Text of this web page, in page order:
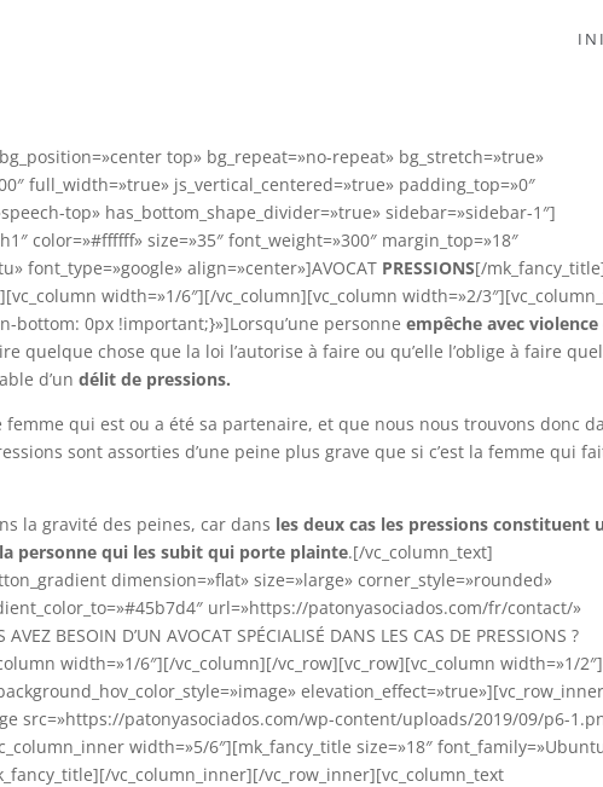
top» bg_repeat=»no-repeat» bg_stretch=»true»
full_width=»true» js_vertical_centered=»true» padding_top=»0″
top» has_bottom_shape_divider=»true» sidebar=»sidebar-1″]
color=»#ffffff» size=»35″ font_weight=»300″ margin_top=»18″
font_type=»google» align=»center»]AVOCAT PRESSIONS[/
width=»1/6″][/vc_column][vc_column width=»2/
bottom: 0px !important;}»]Lorsqu’une personneempêche avec violence
quelque chose que la loi l’autorise à faire ou qu’elle l’oblige à faire
d’undélit de pressions.
qui est ou a été sa partenaire, et que nous nous trouvons donc
sont assorties d’une peine plus grave que si c’est la femme qui
la gravité des peines, car dans les deux cas les pressions constituent
personne qui les subit qui porte plainte.[/vc_column_text]
dimension=»flat» size=»large» corner_style=»rounded»
url=»https://patonyasociados.com/fr/contact/»
BESOIN D’UN AVOCAT SPÉCIALISÉ DANS LES CAS DE PRESSIONS ?
width=»1/6″][/vc_column][/vc_row][vc_row][vc_column width=»1/2″]
src=»https://patonyasociados.com/wp-content/uploads/2019/09/p6-
width=»5/6″][mk_fancy_title size=»18″
vc_column_inner][/vc_row_inner][vc_column_text